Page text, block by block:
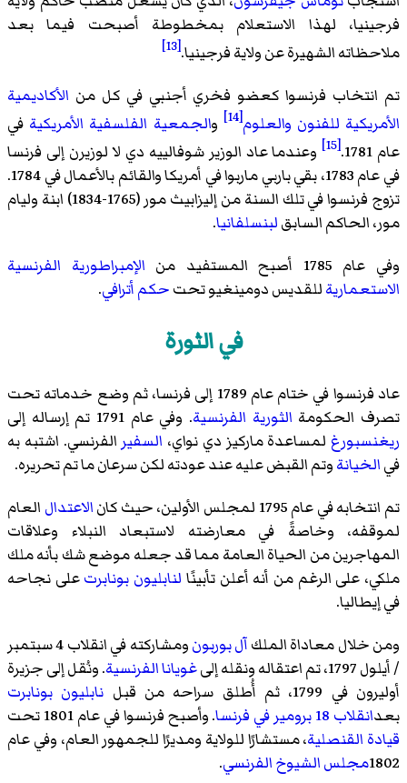
فرجينيا، لهذا الاستعلام بمخطوطة أصبحت فيما بعد
ملاحظاته الشهيرة عن ولاية فرجينيا.[13]
تم انتخاب فرنسوا كعضو فخري أجنبي في كل من الأكاديمية
الأمريكية للفنون والعلوم[14] والجمعية الفلسفية الأمريكية في
عام 1781.
[15]
وعندما عاد الوزير شوفالييه دي لا لوزيرن إلى فرنسا
في عام 1783، بقي باربي ماربوا في أمريكا والقائم بالأعمال في 1784.
تزوج فرنسوا في تلك السنة من إليزابيث مور (1765-1834) ابنة وليام
مور، الحاكم السابقلبنسلفانيا.
وفي عام 1785 أصبح المستفيد من
الإمبراطورية الفرنسية
الاستعماريةللقديس دومينغيو تحتحكم أترافي.
في الثورة
عاد فرنسوا في ختام عام 1789 إلى فرنسا، ثم وضع خدماته تحت
تصرف الحكومة الثورية الفرنسية. وفي عام 1791 تم إرساله إلى
ريغنسبورغ لمساعدة ماركيز دي نواي، السفير الفرنسي. اشتبه به
فيالخيانةوتم القبض عليه عند عودته لكن سرعان ما تم تحريره.
تم انتخابه في عام 1795 لمجلس الأولين، حيث كان
الاعتدال العام
لموقفه، وخاصةً في معارضته لاستبعاد النبلاء وعلاقات
المهاجرين من الحياة العامة مما قد جعله موضع شك بأنه ملك
ملكي، على الرغم من أنه أعلن تأبينًا لنابليون بونابرتعلى نجاحه
في إيطاليا.
ومن خلال معاداة الملكآل بوربون
ومشاركته في انقلاب 4 سبتمبر
/ أيلول 1797، تم اعتقاله ونقله إلى
غويانا الفرنسية. ونُقل إلى جزيرة
أوليرون في 1799، ثم أُطلق سراحه من قبل
نابليون بونابرت
بعدانقلاب 18 برومير في فرنسا
. وأصبح فرنسوا في عام 1801 تحت
قيادة القنصلية، مستشارًا للولاية ومديرًا للجمهور العام، وفي عام
1802مجلس الشيوخ الفرنسي.